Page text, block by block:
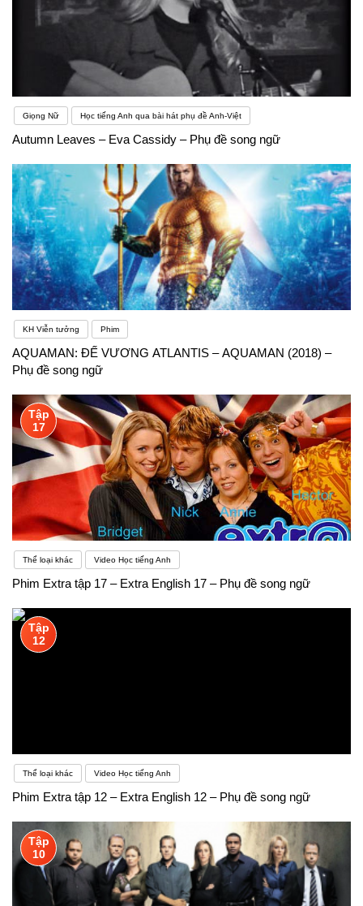
Giọng Nữ Học tiếng Anh qua bài hát phụ đề Anh-Việt
Autumn Leaves – Eva Cassidy – Phụ đề song ngữ
KH Viễn tưởng Phim
AQUAMAN: ĐẾ VƯƠNG ATLANTIS – AQUAMAN (2018) –
Phụ đề song ngữ
Tập
17
Thể loại khác Video Học tiếng Anh
Phim Extra tập 17 – Extra English 17 – Phụ đề song ngữ
Tập
12
Thể loại khác Video Học tiếng Anh
Phim Extra tập 12 – Extra English 12 – Phụ đề song ngữ
Tập
10